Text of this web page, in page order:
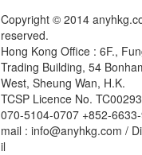
Copyright © 2014
reserved.
Hong Kong Office : 6F.,
Trading Building, 54
West, Sheung Wan, H.K.
TCSP Licence No.
070-5104-0707 +852-
mail : info@anyhkg.com /
il